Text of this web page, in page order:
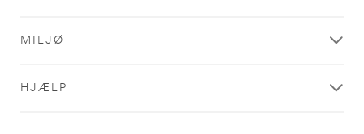
MILJØ
HJÆLP